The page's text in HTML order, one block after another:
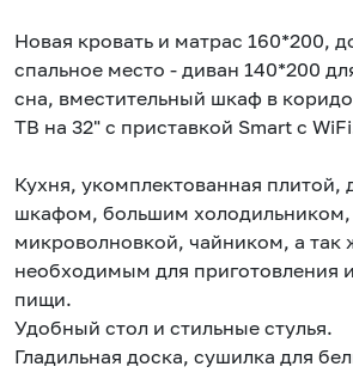
Новая кровать и матрас 160*200,
спальное место - диван 140*200
сна, вместительный шкаф в
ТВ на 32" с приставкой Smart с
Кухня, укомплектованная плитой,
шкафом, большим холодильником,
микроволновкой, чайником, а так
необходимым для приготовления
пищи.
Удобный стол и стильные стулья.
Гладильная доска, сушилка для